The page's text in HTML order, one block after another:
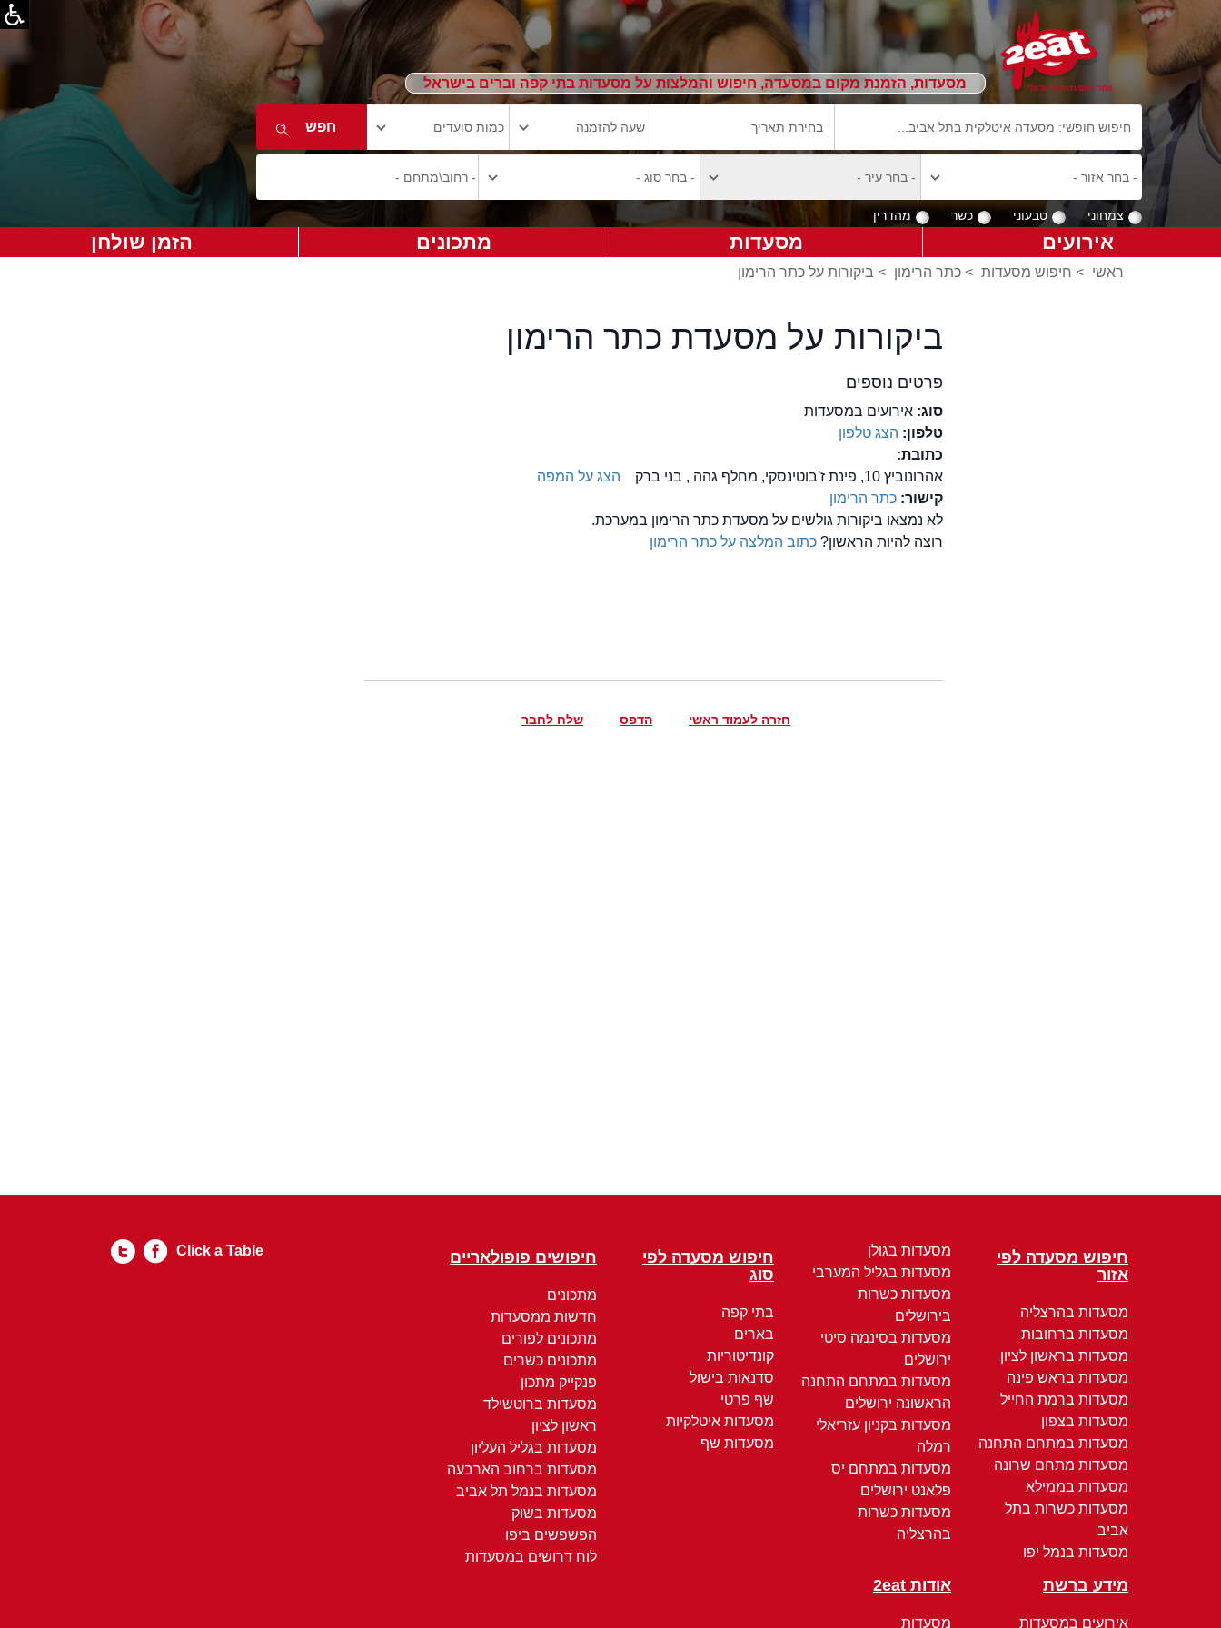
מסעדות, הזמנת מקום במסעדה, חיפוש והמלצות על מסעדות בתי קפה וברים בישראל
צמחוני טבעוני כשר מהדרין
אירועים מסעדות מתכונים הזמן שולחן
ראשי > חיפוש מסעדות > כתר הרימון > ביקורות על כתר הרימון
ביקורות על מסעדת כתר הרימון
פרטים נוספים
סוג:אירועים במסעדות
טלפון: הצג טלפון
כתובת:
אהרונוביץ 10, פינת ז'בוטינסקי, מחלף גהה , בני ברק
הצג על המפה
קישור:כתר הרימון
לא נמצאו ביקורות גולשים על מסעדת כתר הרימון במערכת.
רוצה להיות הראשון?כתוב המלצה על כתר הרימון
חזרה לעמוד ראשי הדפס שלח לחבר
חיפוש מסעדה לפי
אזור
מסעדות בהרצליה
מסעדות ברחובות
מסעדות בראשון לציון
מסעדות בראש פינה
מסעדות ברמת החייל
מסעדות בצפון
מסעדות במתחם התחנה
מסעדות מתחם שרונה
מסעדות בממילא
מסעדות כשרות בתל
אביב
מסעדות בנמל יפו
מסעדות בגולן
מסעדות בגליל המערבי
מסעדות כשרות
בירושלים
מסעדות בסינמה סיטי
ירושלים
מסעדות במתחם התחנה
הראשונה ירושלים
מסעדות בקניון עזריאלי
רמלה
מסעדות במתחם יס
פלאנט ירושלים
מסעדות כשרות
בהרצליה
חיפוש מסעדה לפי
סוג
בתי קפה
בארים
קונדיטוריות
סדנאות בישול
שף פרטי
מסעדות איטלקיות
מסעדות שף
חיפושים פופולאריים
מתכונים
חדשות ממסעדות
מתכונים לפורים
מתכונים כשרים
פנקייק מתכון
מסעדות ברוטשילד
ראשון לציון
מסעדות בגליל העליון
מסעדות ברחוב הארבעה
מסעדות בנמל תל אביב
מסעדות בשוק
הפשפשים ביפו
לוח דרושים במסעדות
מידע ברשת
אירועים במסעדות
אודות 2eat
מסעדות
Click a Table